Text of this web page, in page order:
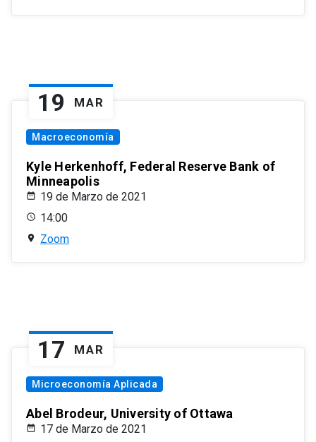
19 MAR
Macroeconomía
Kyle Herkenhoff, Federal Reserve Bank of
Minneapolis
19 de Marzo de 2021
14:00
Zoom
17 MAR
Microeconomía Aplicada
Abel Brodeur, University of Ottawa
17 de Marzo de 2021